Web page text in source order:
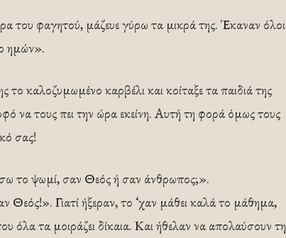
του φαγητού, μάζευε γύρω τα μικρά της. Έκαναν όλοι
ημών».
καλοζυμωμένο καρβέλι και κοίταξε τα παιδιά της
να τους πει την ώρα εκείνη. Αυτή τη φορά όμως τους
σας!
το ψωμί, σαν Θεός ή σαν άνθρωπος;».
Θεός!». Γιατί ήξεραν, το ‘χαν μάθει καλά το μάθημα,
όλα τα μοιράζει δίκαια. Και ήθελαν να απολαύσουν τη